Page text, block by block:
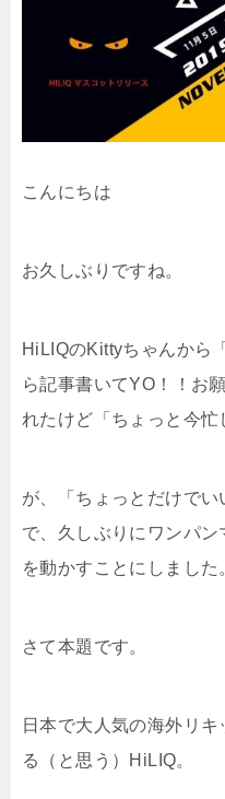
こんにちは
お久しぶりですね。
HiLIQのKittyちゃんから
ら記事書いてYO！！お
れたけど「ちょっと今忙
が、「ちょっとだけで
で、久しぶりにワンパ
を動かすことにしました
さて本題です。
日本で大人気の海外リ
る（と思う）HiLIQ。